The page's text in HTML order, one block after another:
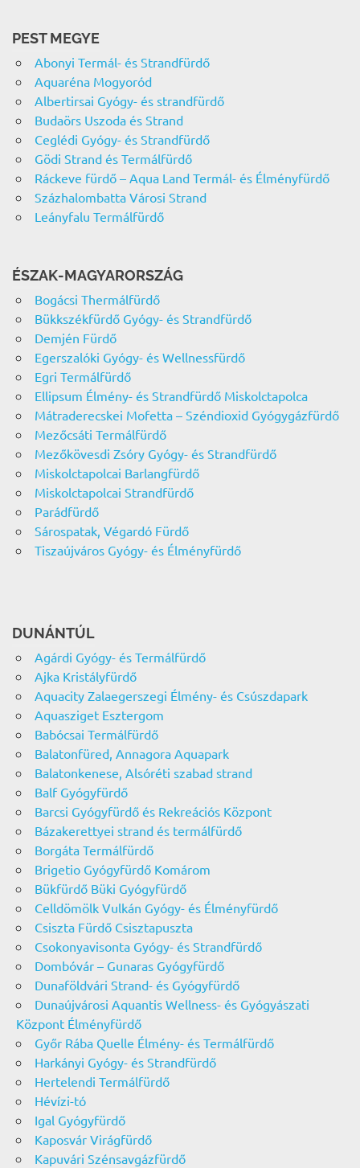
PEST MEGYE
Abonyi Termál- és Strandfürdő
Aquaréna Mogyoród
Albertirsai Gyógy- és strandfürdő
Budaörs Uszoda és Strand
Ceglédi Gyógy- és Strandfürdő
Gödi Strand és Termálfürdő
Ráckeve fürdő – Aqua Land Termál- és Élményfürdő
Százhalombatta Városi Strand
Leányfalu Termálfürdő
ÉSZAK-MAGYARORSZÁG
Bogácsi Thermálfürdő
Bükkszékfürdő Gyógy- és Strandfürdő
Demjén Fürdő
Egerszalóki Gyógy- és Wellnessfürdő
Egri Termálfürdő
Ellipsum Élmény- és Strandfürdő Miskolctapolca
Mátraderecskei Mofetta – Széndioxid Gyógygázfürdő
Mezőcsáti Termálfürdő
Mezőkövesdi Zsóry Gyógy- és Strandfürdő
Miskolctapolcai Barlangfürdő
Miskolctapolcai Strandfürdő
Parádfürdő
Sárospatak, Végardó Fürdő
Tiszaújváros Gyógy- és Élményfürdő
DUNÁNTÚL
Agárdi Gyógy- és Termálfürdő
Ajka Kristályfürdő
Aquacity Zalaegerszegi Élmény- és Csúszdapark
Aquasziget Esztergom
Babócsai Termálfürdő
Balatonfüred, Annagora Aquapark
Balatonkenese, Alsóréti szabad strand
Balf Gyógyfürdő
Barcsi Gyógyfürdő és Rekreációs Központ
Bázakerettyei strand és termálfürdő
Borgáta Termálfürdő
Brigetio Gyógyfürdő Komárom
Bükfürdő Büki Gyógyfürdő
Celldömölk Vulkán Gyógy- és Élményfürdő
Csiszta Fürdő Csisztapuszta
Csokonyavisonta Gyógy- és Strandfürdő
Dombóvár – Gunaras Gyógyfürdő
Dunaföldvári Strand- és Gyógyfürdő
Dunaújvárosi Aquantis Wellness- és Gyógyászati
Központ Élményfürdő
Győr Rába Quelle Élmény- és Termálfürdő
Harkányi Gyógy- és Strandfürdő
Hertelendi Termálfürdő
Hévízi-tó
Igal Gyógyfürdő
Kaposvár Virágfürdő
Kapuvári Szénsavgázfürdő